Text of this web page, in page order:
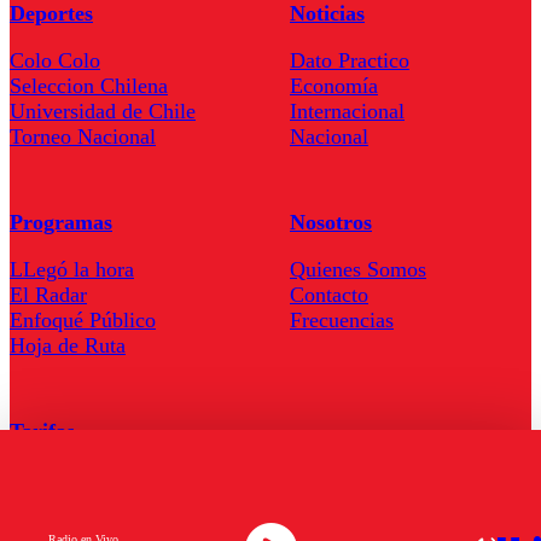
Deportes
Colo Colo
Seleccion Chilena
Universidad de Chile
Torneo Nacional
Noticias
Dato Practico
Economía
Internacional
Nacional
Programas
LLegó la hora
El Radar
Enfoqué Público
Hoja de Ruta
Nosotros
Quienes Somos
Contacto
Frecuencias
Tarifas